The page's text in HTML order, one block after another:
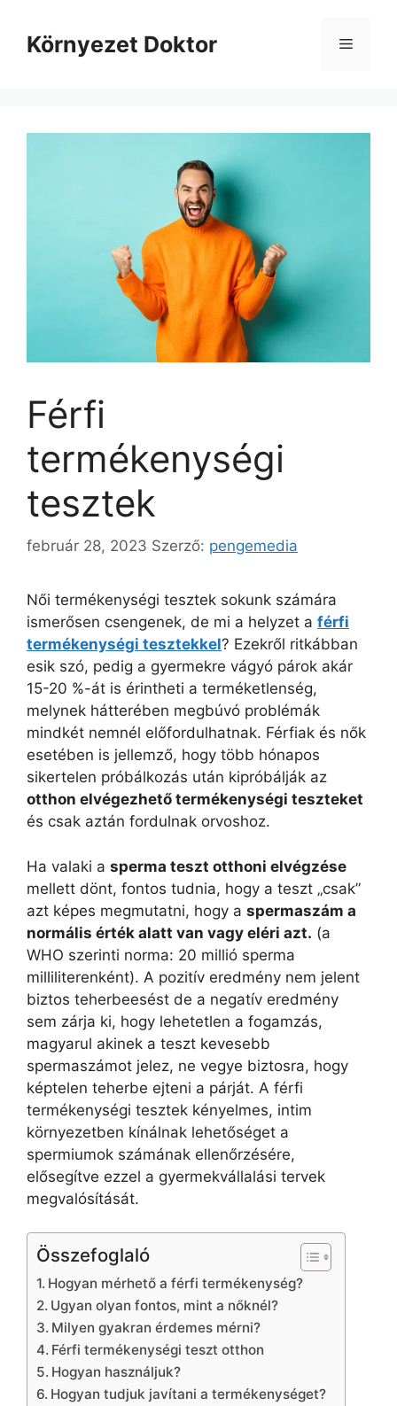
tartalomba
Környezet Doktor Menü
Férfi
termékenységi
tesztek
február 28, 2023 Szerző: pengemedia
Női termékenységi tesztek sokunk számára
ismerősen csengenek, de mi a helyzet a férfi
termékenységi tesztekkel? Ezekről ritkábban
esik szó, pedig a gyermekre vágyó párok akár
15-20 %-át is érintheti a terméketlenség,
melynek hátterében megbúvó problémák
mindkét nemnél előfordulhatnak. Férfiak és nők
esetében is jellemző, hogy több hónapos
sikertelen próbálkozás után kipróbálják az
otthon elvégezhető termékenységi teszteket
és csak aztán fordulnak orvoshoz.
Ha valaki a sperma teszt otthoni elvégzése
mellett dönt, fontos tudnia, hogy a teszt „csak”
azt képes megmutatni, hogy a spermaszám a
normális érték alatt van vagy eléri azt. (a
WHO szerinti norma: 20 millió sperma
milliliterenként). A pozitív eredmény nem jelent
biztos teherbeesést de a negatív eredmény
sem zárja ki, hogy lehetetlen a fogamzás,
magyarul akinek a teszt kevesebb
spermaszámot jelez, ne vegye biztosra, hogy
képtelen teherbe ejteni a párját. A férfi
termékenységi tesztek kényelmes, intim
környezetben kínálnak lehetőséget a
spermiumok számának ellenőrzésére,
elősegítve ezzel a gyermekvállalási tervek
megvalósítását.
Összefoglaló
Hogyan mérhető a férfi termékenység?
Ugyan olyan fontos, mint a nőknél?
Milyen gyakran érdemes mérni?
Férfi termékenységi teszt otthon
Hogyan használjuk?
Hogyan tudjuk javítani a termékenységet?